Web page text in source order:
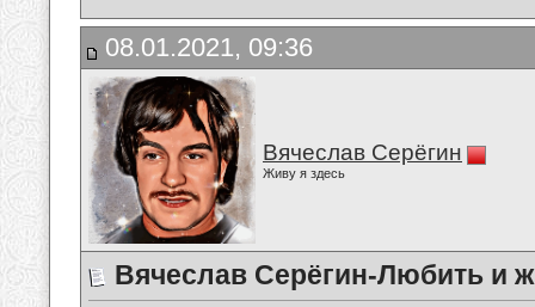
08.01.2021, 09:36
Вячеслав Серёгин
Живу я здесь
Вячеслав Серёгин-Любить и